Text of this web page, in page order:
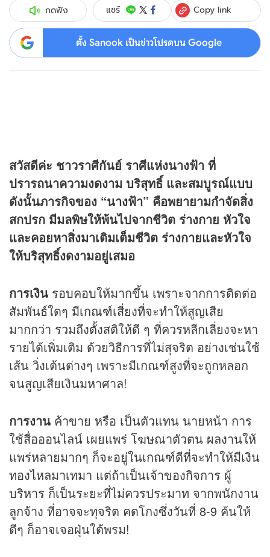
กดฟัง แชร์ Copy link
ตั้ง Sanook เป็นข่าวโปรดบน Google
สวัสดีค่ะ ชาวราศีกันย์ ราศีแห่งนางฟ้า ที่
ปรารถนาความงดงาม บริสุทธิ์ และสมบูรณ์แบบ
ดังนั้นภารกิจของ “นางฟ้า” คือพยายามกำจัดสิ่ง
สกปรก มีมลพิษให้พ้นไปจากชีวิต ร่างกาย หัวใจ
และคอยหาสิ่งมาเติมเต็มชีวิต ร่างกายและหัวใจ
ให้บริสุทธิ์งดงามอยู่เสมอ
การเงิน รอบคอบให้มากขึ้น เพราะจากการติดต่อ
สัมพันธ์ใดๆ มีเกณฑ์เสี่ยงที่จะทำให้สูญเสีย
มากกว่า รวมถึงตั้งสติให้ดี ๆ ที่ควรหลีกเลี่ยงจะหา
รายได้เพิ่มเติม ด้วยวิธีการที่ไม่สุจริต อย่างเช่นใช้
เส้น วิ่งเต้นต่างๆ เพราะมีเกณฑ์สูงที่จะถูกหลอก
จนสูญเสียเงินมหาศาล!
การงาน ค้าขาย หรือ เป็นตัวแทน นายหน้า การ
ใช้สื่อออนไลน์ เผยแพร่ โฆษณาตัวตน ผลงานให้
แพร่หลายมากๆ ก็จะอยู่ในเกณฑ์ดีที่จะทำให้มีเงิน
ทองไหลมาเทมา แต่ถ้าเป็นเจ้าของกิจการ ผู้
บริหาร ก็เป็นระยะที่ไม่ควรประมาท จากพนักงาน
ลูกจ้าง ที่อาจจะทุจริต คดโกงซึ่งวันที่ 8-9 ค้นให้
ดีๆ ก็อาจเจอฝุ่นใต้พรม!